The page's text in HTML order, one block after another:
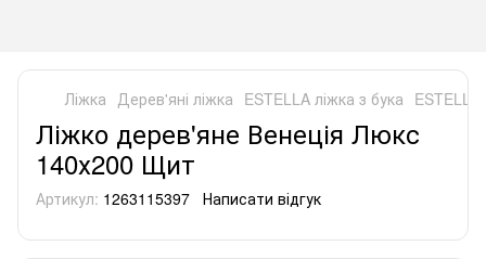
Ліжка Дерев'яні ліжка ESTELLA ліжка з бука
Ліжко дерев'яне Венеція Люкс
140х200 Щит
Артикул: 1263115397 Написати відгук